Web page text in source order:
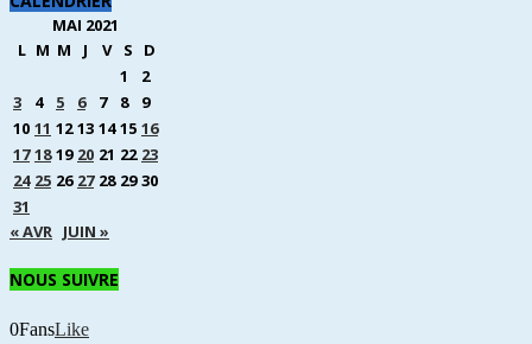
MAI 2021
L M M J V S
D
1
2
3
4 5 6 7 8
9
10 11 12 13 14 15 16
17 18 19 20 21 22 23
24 25 26 27 28 29 30
31
« AVR JUIN »
NOUS SUIVRE
0FansLike